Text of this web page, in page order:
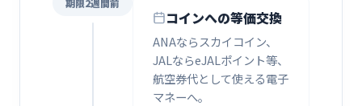
期限2週間前
コインへの等価交換
ANAならスカイコイン、
JALならeJALポイント等、
航空券代として使える電子
マネーへ。